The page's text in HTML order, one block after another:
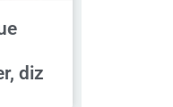
diz